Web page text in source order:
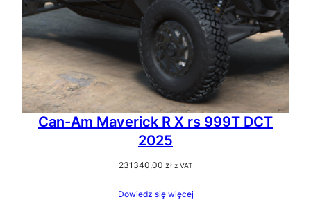
Can-Am Maverick R X rs 999T DCT
2025
231340,00 zł z VAT
Dowiedz się więcej